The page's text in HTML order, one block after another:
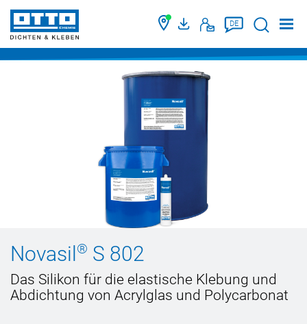
DE Suche
Novasil ® S 802
Das Silikon für die elastische Klebung und
Abdichtung von Acrylglas und Polycarbonat